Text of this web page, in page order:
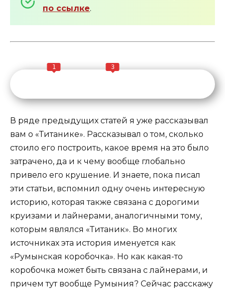
по ссылке.
1 3
В ряде предыдущих статей я уже рассказывал
вам о «Титанике». Рассказывал о том, сколько
стоило его построить, какое время на это было
затрачено, да и к чему вообще глобально
привело его крушение. И знаете, пока писал
эти статьи, вспомнил одну очень интересную
историю, которая также связана с дорогими
круизами и лайнерами, аналогичными тому,
которым являлся «Титаник». Во многих
источниках эта история именуется как
«Румынская коробочка». Но как какая-то
коробочка может быть связана с лайнерами, и
причем тут вообще Румыния? Сейчас расскажу